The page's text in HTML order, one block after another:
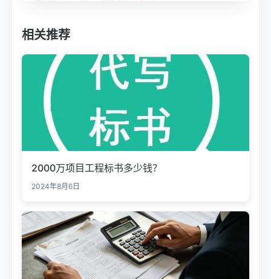
相关推荐
2000万项目工程标书多少钱？
2024年8月6日